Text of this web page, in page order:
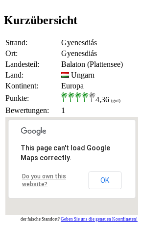
Kurzübersicht
Strand:
Gyenesdiás
Ort:
Gyenesdiás
Landesteil:
Balaton (Plattensee)
Land:
Ungarn
Kontinent:
Europa
Punkte:
4,36 (gut)
Bewertungen: 1
This page can't load Google
Maps correctly.
Do you own this
website?
OK
der falsche Standort? Geben Sie uns die genauen Koordinaten!